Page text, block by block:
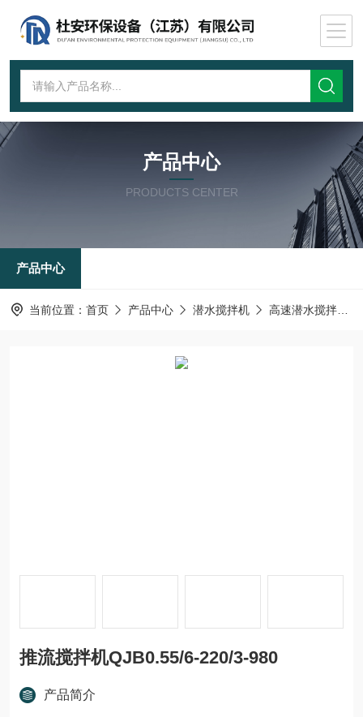
产品中心
PRODUCTS CENTER
产品中心
当前位置： 首页 产品中心 潜水搅拌机 高速潜水搅拌机
推流搅拌机QJB0.55/6-220/3-980
产品简介